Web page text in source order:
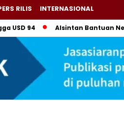
RILIS INTERNASIONAL
94 Alsintan Bantuan Negara,